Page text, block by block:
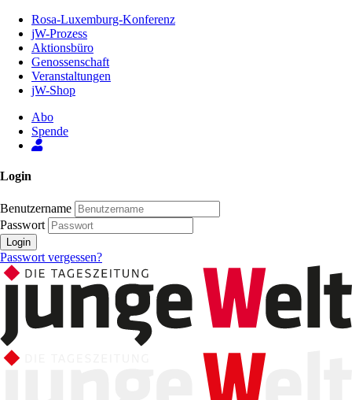
Inhalt
Seite
Rosa-Luxemburg-Konferenz
jW-Prozess
Aktionsbüro
Genossenschaft
Veranstaltungen
jW-Shop
Abo
Spende
Login
Benutzername
Passwort
Login
Passwort vergessen?